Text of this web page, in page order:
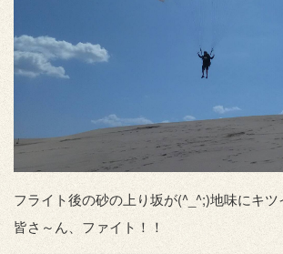
フライト後の砂の上り坂が(^_^;)地味にキツ
皆さ～ん、ファイト！！